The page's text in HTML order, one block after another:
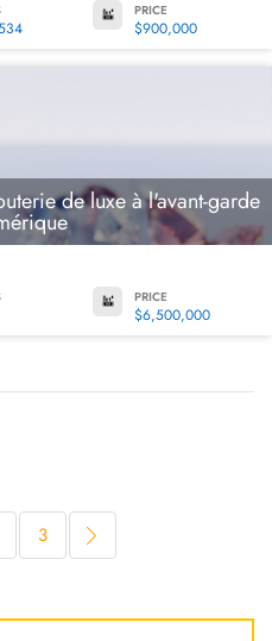
PRICE
$900,000
de luxe à l'avant-garde
PRICE
$6,500,000
3